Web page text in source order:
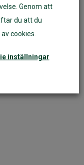
petrol barn
Genom att
du att du
cookies.
inställningar